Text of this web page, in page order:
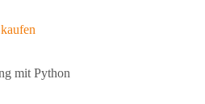
mit Python